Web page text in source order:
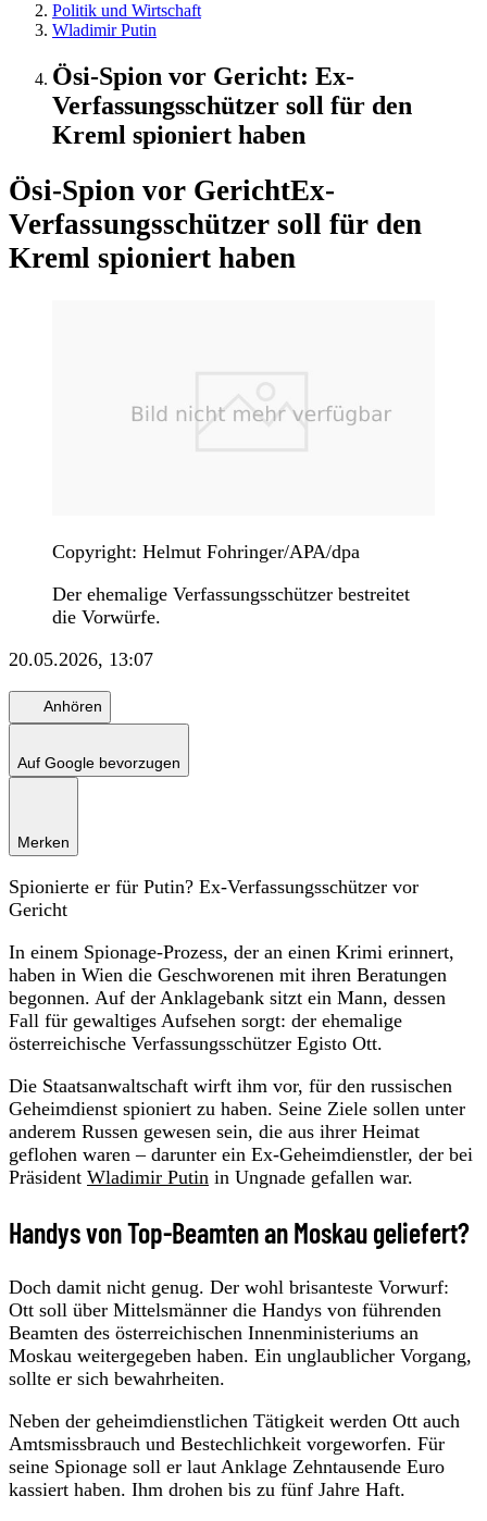
Politik und Wirtschaft
Wladimir Putin
Ösi-Spion vor Gericht: Ex-
Verfassungsschützer soll für den
Kreml spioniert haben
Ösi-Spion vor GerichtEx-
Verfassungsschützer soll für den
Kreml spioniert haben
Copyright: Helmut Fohringer/APA/dpa
Der ehemalige Verfassungsschützer bestreitet
die Vorwürfe.
20.05.2026, 13:07
Anhören
Auf Google bevorzugen
Merken
Spionierte er für Putin? Ex-Verfassungsschützer vor
Gericht
In einem Spionage-Prozess, der an einen Krimi erinnert,
haben in Wien die Geschworenen mit ihren Beratungen
begonnen. Auf der Anklagebank sitzt ein Mann, dessen
Fall für gewaltiges Aufsehen sorgt: der ehemalige
österreichische Verfassungsschützer Egisto Ott.
Die Staatsanwaltschaft wirft ihm vor, für den russischen
Geheimdienst spioniert zu haben. Seine Ziele sollen unter
anderem Russen gewesen sein, die aus ihrer Heimat
geflohen waren – darunter ein Ex-Geheimdienstler, der bei
Präsident Wladimir Putin in Ungnade gefallen war.
Handys von Top-Beamten an Moskau geliefert?
Doch damit nicht genug. Der wohl brisanteste Vorwurf:
Ott soll über Mittelsmänner die Handys von führenden
Beamten des österreichischen Innenministeriums an
Moskau weitergegeben haben. Ein unglaublicher Vorgang,
sollte er sich bewahrheiten.
Neben der geheimdienstlichen Tätigkeit werden Ott auch
Amtsmissbrauch und Bestechlichkeit vorgeworfen. Für
seine Spionage soll er laut Anklage Zehntausende Euro
kassiert haben. Ihm drohen bis zu fünf Jahre Haft.